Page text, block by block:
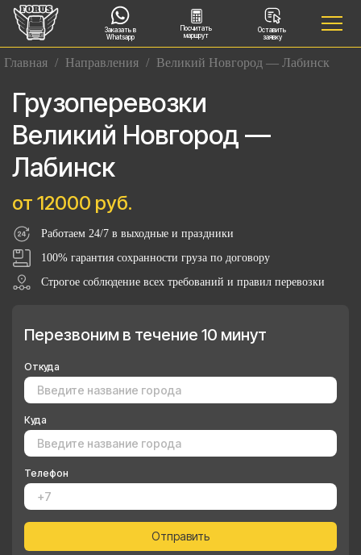
Заказать в
Whatsapp
Посчитать
маршрут
Оставить
заявку
Главная / Направления / Великий Новгород — Лабинск
Грузоперевозки
Великий Новгород —
Лабинск
от 12000 руб.
Работаем 24/7 в выходные и праздники
100% гарантия сохранности груза по договору
Строгое соблюдение всех требований и правил перевозки
Перезвоним в течение 10 минут
Откуда
Куда
Телефон